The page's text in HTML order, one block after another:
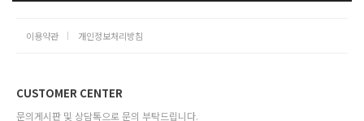
이용약관 개인정보처리방침
CUSTOMER CENTER
문의게시판 및 상담톡으로 문의 부탁드립니다.